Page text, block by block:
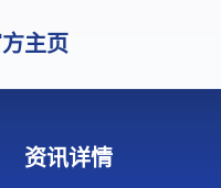
主页
资讯详情